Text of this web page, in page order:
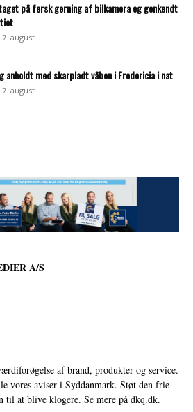
på fersk gerning af bilkamera og genkendt
7. august
anholdt med skarpladt våben i Fredericia i nat
7. august
A/S
af brand, produkter og service.
vores aviser i Syddanmark. Støt den frie
at blive klogere. Se mere på dkq.dk.